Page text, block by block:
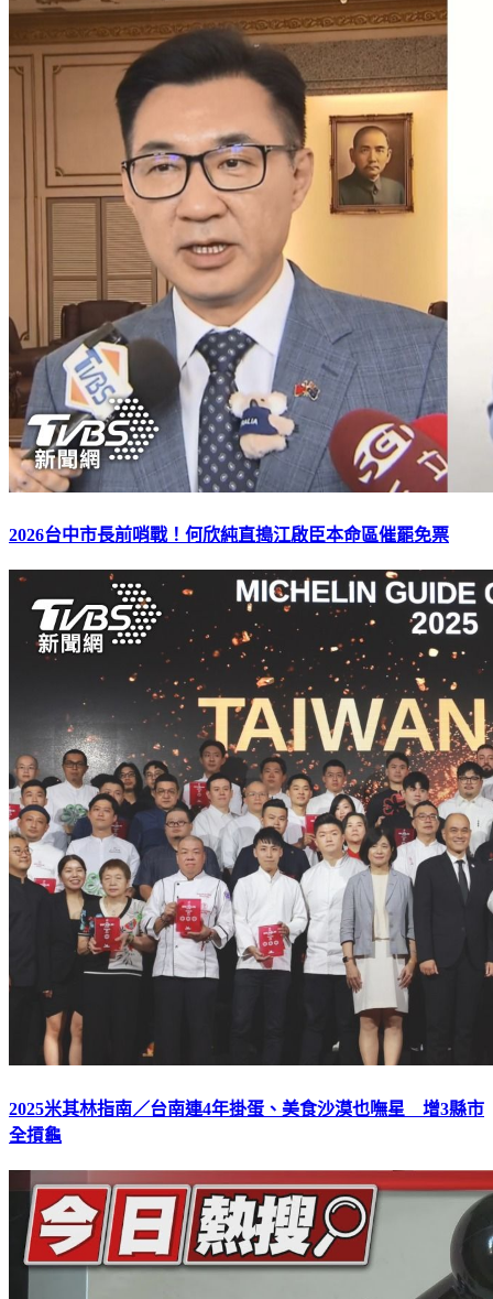
2026台中市長前哨戰！何欣純直搗江啟臣本命區催罷免票
2025米其林指南／台南連4年掛蛋、美食沙漠也嘸星 增3縣市
全摃龜